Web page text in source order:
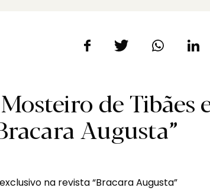
de Tibães
Augusta”